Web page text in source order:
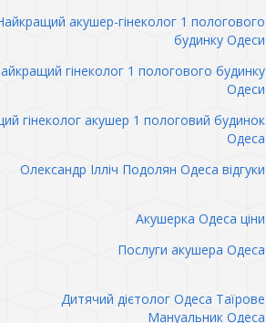
акушер-гінеколог 1 пологового
будинку Одеси
гінеколог 1 пологового будинку
Одеси
гінеколог акушер 1 пологовий будинок
Одеса
Олександр Ілліч Подолян Одеса відгуки
Акушерка Одеса ціни
Послуги акушера Одеса
Дитячий дієтолог Одеса Таїрове
Мануальник Одеса